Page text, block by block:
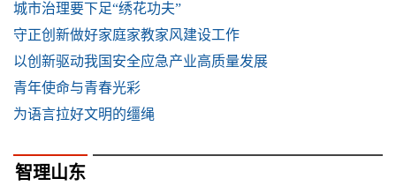
城市治理要下足“绣花功夫”
守正创新做好家庭家教家风建设工作
以创新驱动我国安全应急产业高质量发展
青年使命与青春光彩
为语言拉好文明的缰绳
智理山东